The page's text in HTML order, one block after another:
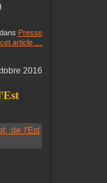
dans Presse
article
2016